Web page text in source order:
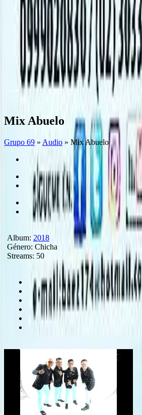
Mix Abuelo
Grupo 69 » Audio » Mix Abuelo
Album: 2018
Género: Chicha
Streams: 50